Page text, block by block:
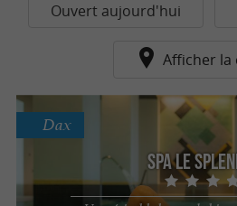
Ouvert aujourd'hui
Afficher la
Spa Le
Dax